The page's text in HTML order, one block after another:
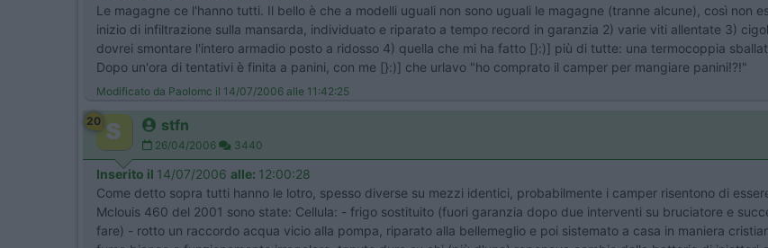
Le magagne ce l'hanno tutti. Il bello è che a modelli uguali non sono uguali le magagne (tranne alcune), così non
inizio di infiltrazione sulla mansarda, individuato e riparato a tempo record in garanzia 2) varie viti allentate 3)
dovrei smontare l'intero armadio posto a ridosso 4) quella che mi ha fatto [}:)] più di tutte: una termocoppia
Dopo un'ora di tentativi è finita a panini, con me [}:)] che urlavo "ho comprato il camper per mangiare panini!?!"
Modificato da Paolomc il 14/07/2006 alle 11:42:25
20 stfn
26/04/2006 3440
Inserito il 14/07/2006 alle: 12:00:28
Come detto sopra tutti hanno le lotro, spesso diverse su mezzi identici, probabilmente i camper risentono di
Mclouis 460 del 2001 sono state: Cellula: - frigo sostituito (fuori garanzia dopo due interventi su bruciatore e
fare) - rotto un raccordo acqua vicio alla pompa, riparato alla bellemeglio e poi sistemato a casa in maniera